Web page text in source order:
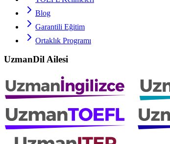
Blog
Garantili Eğitim
Ortaklık Programı
UzmanDil Ailesi